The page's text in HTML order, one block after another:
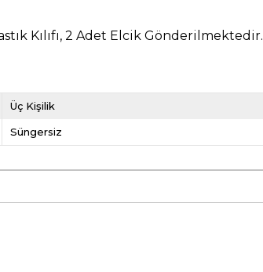
Kılıfı, 2 Adet Elcik Gönderilmektedir.
Üç Kişilik
Süngersiz